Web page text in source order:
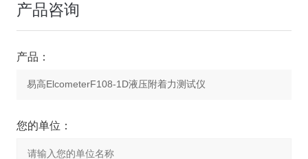
产品咨询
产品：
您的单位：